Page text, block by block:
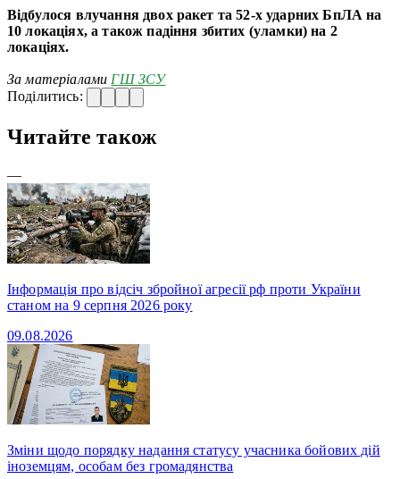
Відбулося влучання двох ракет та 52-х ударних БпЛА на
10 локаціях, а також падіння збитих (уламки) на 2
локаціях.
За матеріалами ГШ ЗСУ
Поділитись:
Читайте також
—
Інформація про відсіч збройної агресії рф проти України
станом на 9 серпня 2026 року
09.08.2026
Зміни щодо порядку надання статусу учасника бойових дій
іноземцям, особам без громадянства